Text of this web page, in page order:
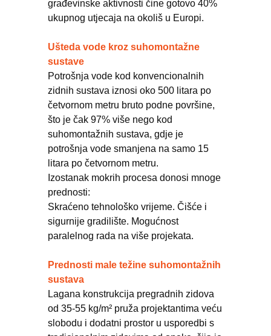
građevinske aktivnosti čine gotovo 40%
ukupnog utjecaja na okoliš u Europi.
Ušteda vode kroz suhomontažne
sustave
Potrošnja vode kod konvencionalnih
zidnih sustava iznosi oko 500 litara po
četvornom metru bruto podne površine,
što je čak 97% više nego kod
suhomontažnih sustava, gdje je
potrošnja vode smanjena na samo 15
litara po četvornom metru.
Izostanak mokrih procesa donosi mnoge
prednosti:
Skraćeno tehnološko vrijeme. Čišće i
sigurnije gradilište. Mogućnost
paralelnog rada na više projekata.
Prednosti male težine suhomontažnih
sustava
Lagana konstrukcija pregradnih zidova
od 35-55 kg/m² pruža projektantima veću
slobodu i dodatni prostor u usporedbi s